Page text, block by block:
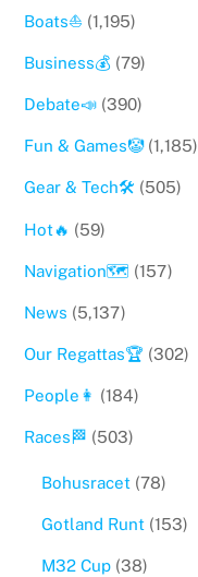
Boats⛵️ (1,195)
Business💰 (79)
Debate📣 (390)
Fun & Games🤡(1,185)
Gear & Tech🛠 (505)
Hot🔥 (59)
Navigation🗺 (157)
News (5,137)
Our Regattas🏆 (302)
People👩 (184)
Races🏁 (503)
Bohusracet(78)
Gotland Runt(153)
M32 Cup(38)